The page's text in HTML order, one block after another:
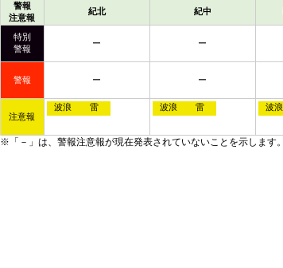
警報
注意報
紀北 紀中
特別
警報
ー ー
警報 ー ー
注意報
波浪 雷 波浪 雷 波浪
※「－」は、警報注意報が現在発表されていないことを示します。